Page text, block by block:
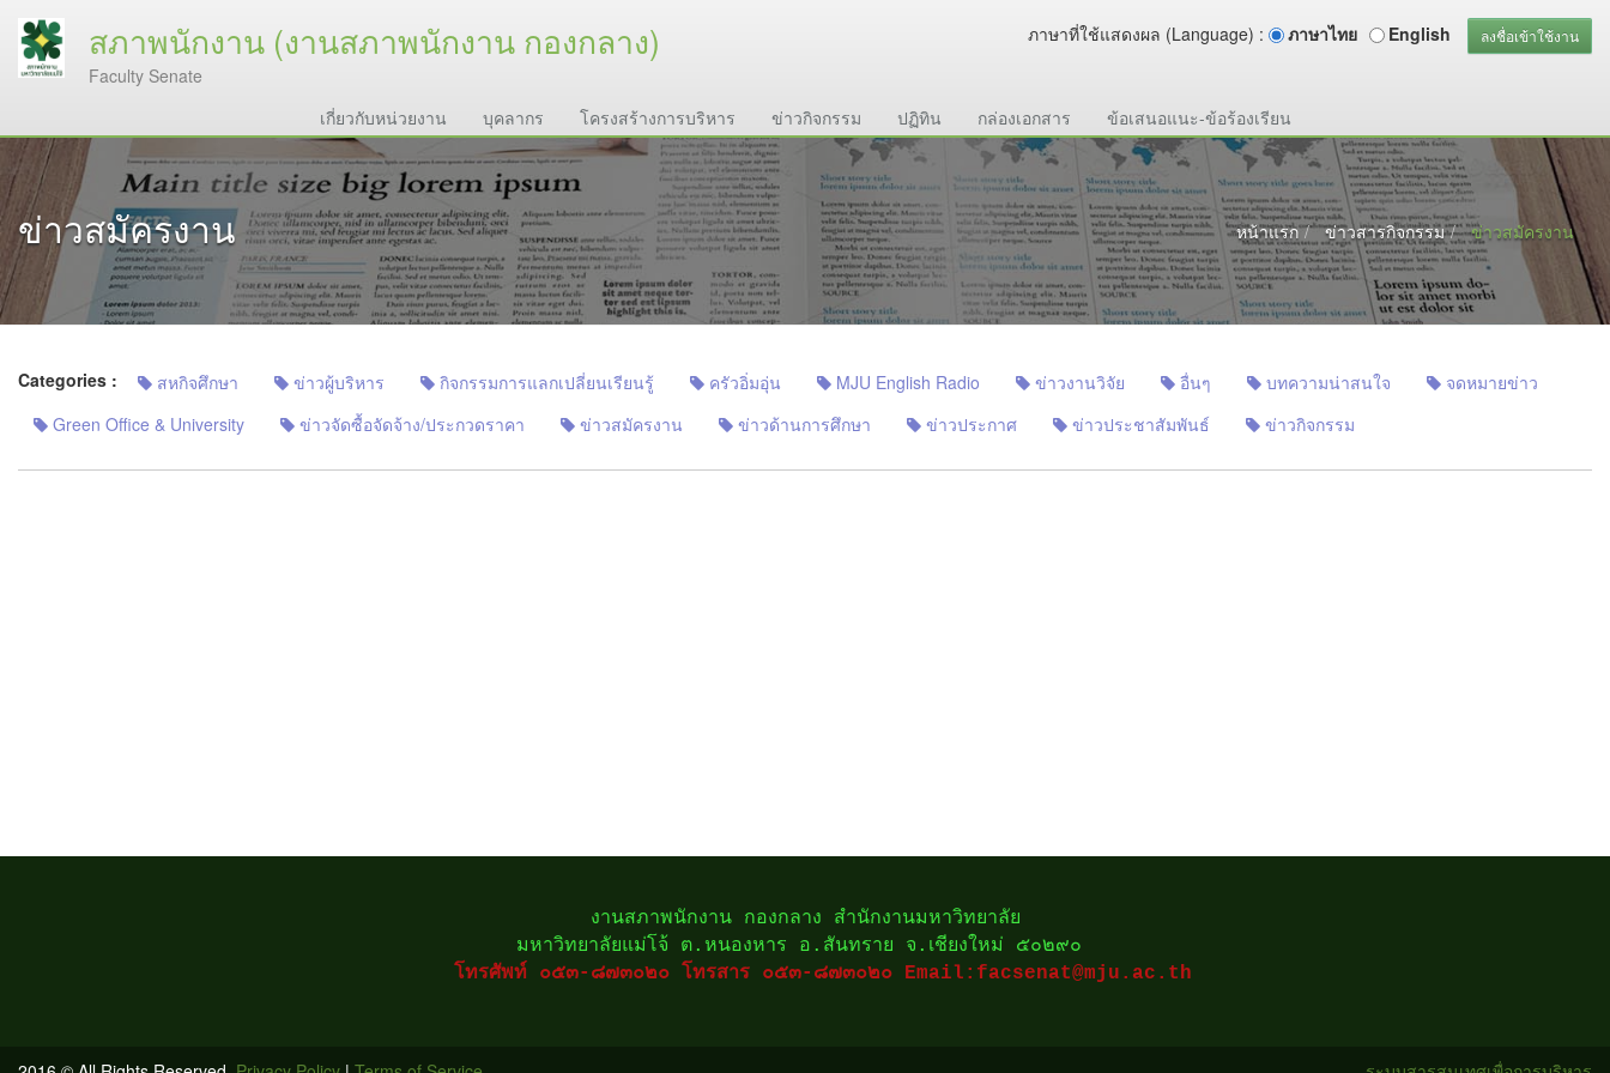
สภาพนักงาน (งานสภาพนักงาน กองกลาง)
Faculty Senate
ภาษาที่ใช้แสดงผล (Language) : ภาษาไทย English ลงชื่อเข้าใช้งาน
เกี่ยวกับหน่วยงาน บุคลากร โครงสร้างการบริหาร ข่าวกิจกรรม ปฏิทิน กล่องเอกสาร ข้อเสนอแนะ-ข้อร้องเรียน
ข่าวสมัครงาน หน้าแรก ข่าวสารกิจกรรม ข่าวสมัครงาน
Categories : สหกิจศึกษา ข่าวผู้บริหาร กิจกรรมการแลกเปลี่ยนเรียนรู้ ครัวอิ่มอุ่น MJU English Radio ข่าวงานวิจัย อื่นๆ บทความน่าสนใจ
จดหมายข่าว
Green Office & University
ข่าวจัดซื้อจัดจ้าง/ประกวดราคา ข่าวสมัครงาน ข่าวด้านการศึกษา ข่าวประกาศ ข่าวประชาสัมพันธ์ ข่าวกิจกรรม
งานสภาพนักงาน กองกลาง สำนักงานมหาวิทยาลัย
มหาวิทยาลัยแม่โจ้ ต.หนองหาร อ.สันทราย จ.เชียงใหม่ ๕๐๒๙๐
โทรศัพท์ ๐๕๓-๘๗๓๐๒๐ โทรสาร ๐๕๓-๘๗๓๐๒๐ Email:facsenat@mju.ac.th